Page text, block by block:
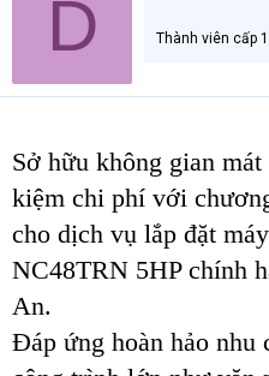
D Thành viên cấp 1
Sở hữu không gian
kiệm chi phí với
cho dịch vụ lắp đặt
NC48TRN 5HP chính
An.
Đáp ứng hoàn hảo nhu